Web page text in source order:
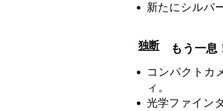
新たにシルバ
独断もう一息
コンパクトカ
ィ。
光学ファイン